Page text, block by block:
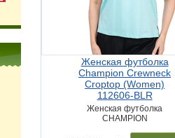
Женская футболка
Champion Crewneck
Croptop (Women)
112606-BLR
Женская футболка
CHAMPION